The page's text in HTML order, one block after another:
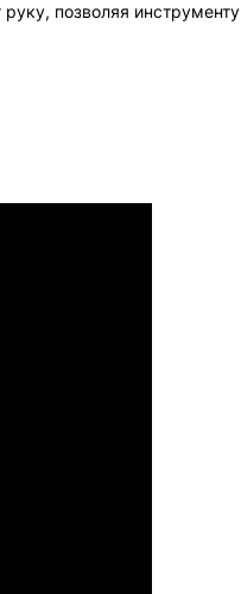
позволяя инструменту